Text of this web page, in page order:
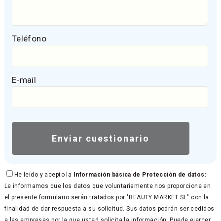
Teléfono
E-mail
He leído y acepto la Información básica de Protección de datos:
Le informamos que los datos que voluntariamente nos proporcione en
el presente formulario serán tratados por "BEAUTY MARKET SL" con la
finalidad de dar respuesta a su solicitud. Sus datos podrán ser cedidos